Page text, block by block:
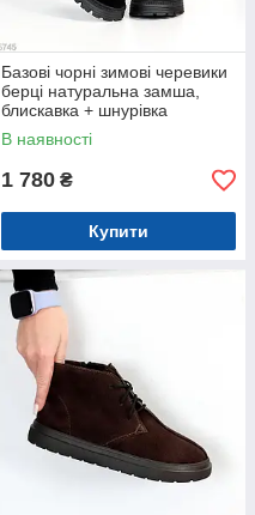
Базові чорні зимові черевики
берці натуральна замша,
блискавка + шнурівка
В наявності
1 780 ₴
Купити